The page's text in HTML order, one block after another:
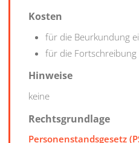
Kosten
für die Beurkundung
für die Fortschreibung
Hinweise
keine
Rechtsgrundlage
Personenstandsgesetz